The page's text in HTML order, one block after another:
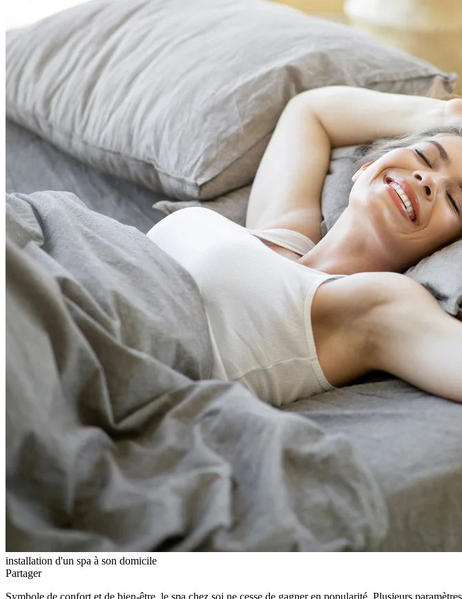
installation d'un spa à son domicile
Partager
Symbole de confort et de bien-être, le spa chez soi ne cesse de gagner en popularité. Plusieurs